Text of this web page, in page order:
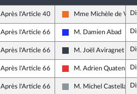
Après l'Article 40
Mouvement Démocrate
Mme Michèle de
Après l'Article 66
Les Républicains
M. Damien Abad
Après l'Article 66
Nouvelle Gauche
M. Joël Aviragnet
Après l'Article 66
La France insoumise
M. Adrien
Après l'Article 66
Non inscrit
M. Michel Castellani